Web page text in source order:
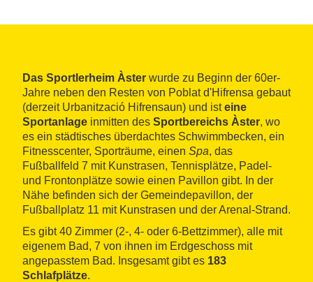
Das Sportlerheim Àster wurde zu Beginn der 60er-
Jahre neben den Resten von Poblat d'Hifrensa gebaut
(derzeit Urbanització Hifrensaun) und isteine
Sportanlage inmitten des Sportbereichs Àster, wo
es ein städtisches überdachtes Schwimmbecken, ein
Fitnesscenter, Sporträume, einen Spa, das
Fußballfeld 7 mit Kunstrasen, Tennisplätze, Padel-
und Frontonplätze sowie einen Pavillon gibt. In der
Nähe befinden sich der Gemeindepavillon, der
Fußballplatz 11 mit Kunstrasen und der Arenal-Strand.
Es gibt 40 Zimmer (2-, 4- oder 6-Bettzimmer), alle mit
eigenem Bad, 7 von ihnen im Erdgeschoss mit
angepasstem Bad. Insgesamt gibt es 183
Schlafplätze.